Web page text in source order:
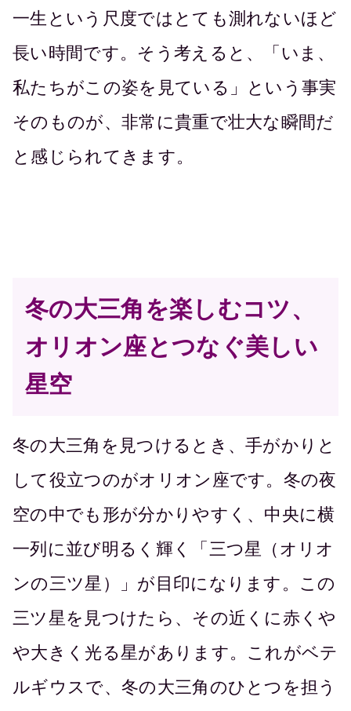
一生という尺度ではとても測れないほど
長い時間です。そう考えると、「いま、
私たちがこの姿を見ている」という事実
そのものが、非常に貴重で壮大な瞬間だ
と感じられてきます。
冬の大三角を楽しむコツ、
オリオン座とつなぐ美しい
星空
冬の大三角を見つけるとき、手がかりと
して役立つのがオリオン座です。冬の夜
空の中でも形が分かりやすく、中央に横
一列に並び明るく輝く「三つ星（オリオ
ンの三ツ星）」が目印になります。この
三ツ星を見つけたら、その近くに赤くや
や大きく光る星があります。これがベテ
ルギウスで、冬の大三角のひとつを担う